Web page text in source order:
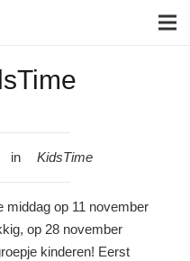
in KidsTime
middag op 11 november
op 28 november
kinderen! Eerst